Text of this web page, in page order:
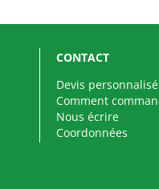
CONTACT
Devis personnalisé
Comment
Nous écrire
Coordonnées